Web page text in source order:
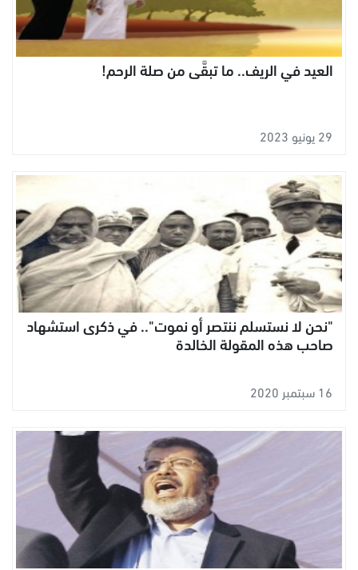
العيد في الريف.. ما تبقَّى من صلة الرحم!
29 يونيو 2023
"نحن لا نستسلم ننتصر أو نموت".. في ذكرى استشهاد
صاحب هذه المقولة الخالدة
16 سبتمبر 2020